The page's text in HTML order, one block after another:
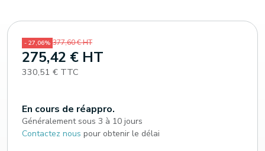
- 27,06% 377,60 € HT
275,42 € HT
330,51 € TTC
En cours de réappro.
Généralement sous 3 à 10 jours
Contactez nous pour obtenir le délai